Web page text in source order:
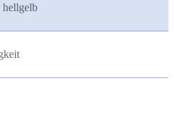
hellgelb